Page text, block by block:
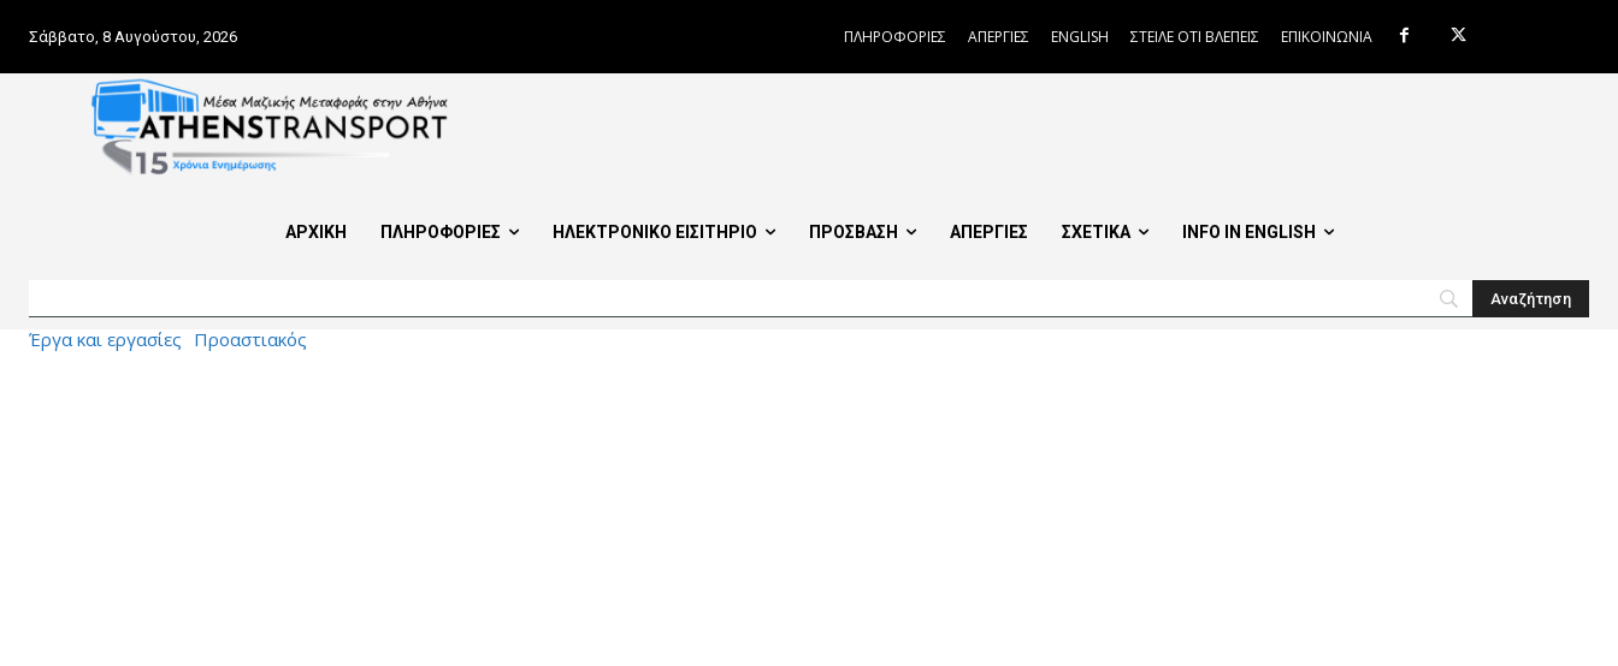
Σάββατο, 8 Αυγούστου, 2026 ΠΛΗΡΟΦΟΡΙΕΣ ΑΠΕΡΓΙΕΣ ENGLISH ΣΤΕΙΛΕ ΟΤΙ ΒΛΕΠΕΙΣ ΕΠΙΚΟΙΝΩΝΙΑ
ΑΡΧΙΚΗ ΠΛΗΡΟΦΟΡΙΕΣ ΗΛΕΚΤΡΟΝΙΚΟ ΕΙΣΙΤΗΡΙΟ ΠΡΟΣΒΑΣΗ ΑΠΕΡΓΙΕΣ ΣΧΕΤΙΚΑ INFO IN ENGLISH
Έργα και εργασίες Προαστιακός